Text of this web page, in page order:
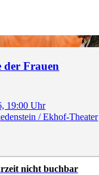
der Frauen
19:00 Uhr
/ Ekhof-Theater
nicht buchbar